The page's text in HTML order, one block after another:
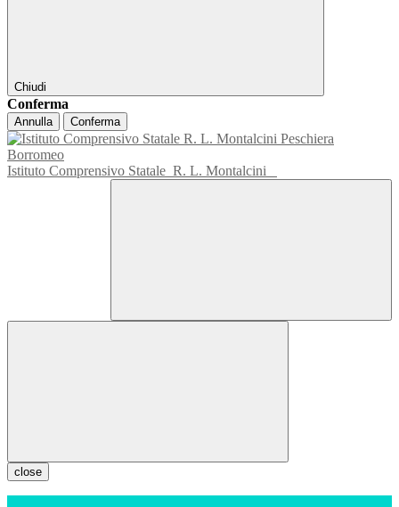
Chiudi
Conferma
Annulla Conferma
Istituto Comprensivo Statale R. L. Montalcini
close